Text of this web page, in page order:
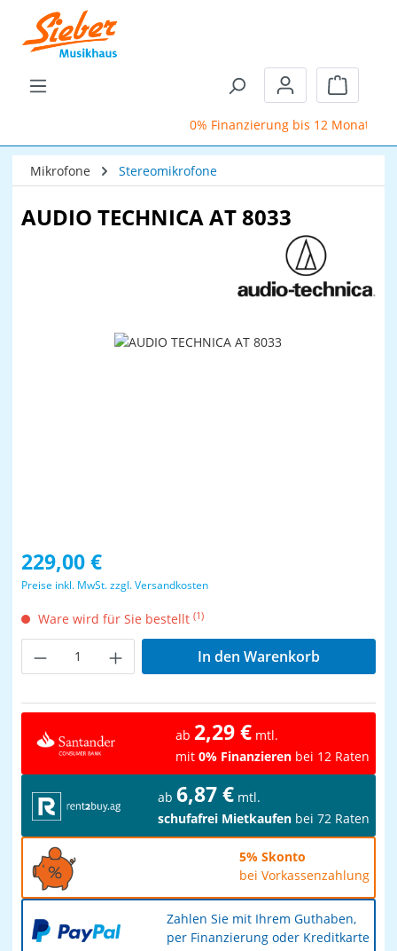
Zum Hauptinhalt springen
0% Finanzierung bis 12 Monate
Mikrofone Stereomikrofone
AUDIO TECHNICA AT 8033
Bildergalerie überspringen
Regulärer Preis:
229,00 €
Preise inkl. MwSt. zzgl. Versandkosten
Ware wird für Sie bestellt (1)
Produkt Anzahl: Gib den gewünschten
In den Warenkorb
ab 2,29 € mtl.
mit 0% Finanzieren bei 12 Raten
ab 6,87 € mtl.
schufafrei Mietkaufen bei 72 Raten
5% Skonto
bei Vorkassenzahlung
Zahlen Sie mit Ihrem Guthaben,
per Finanzierung oder Kreditkarte